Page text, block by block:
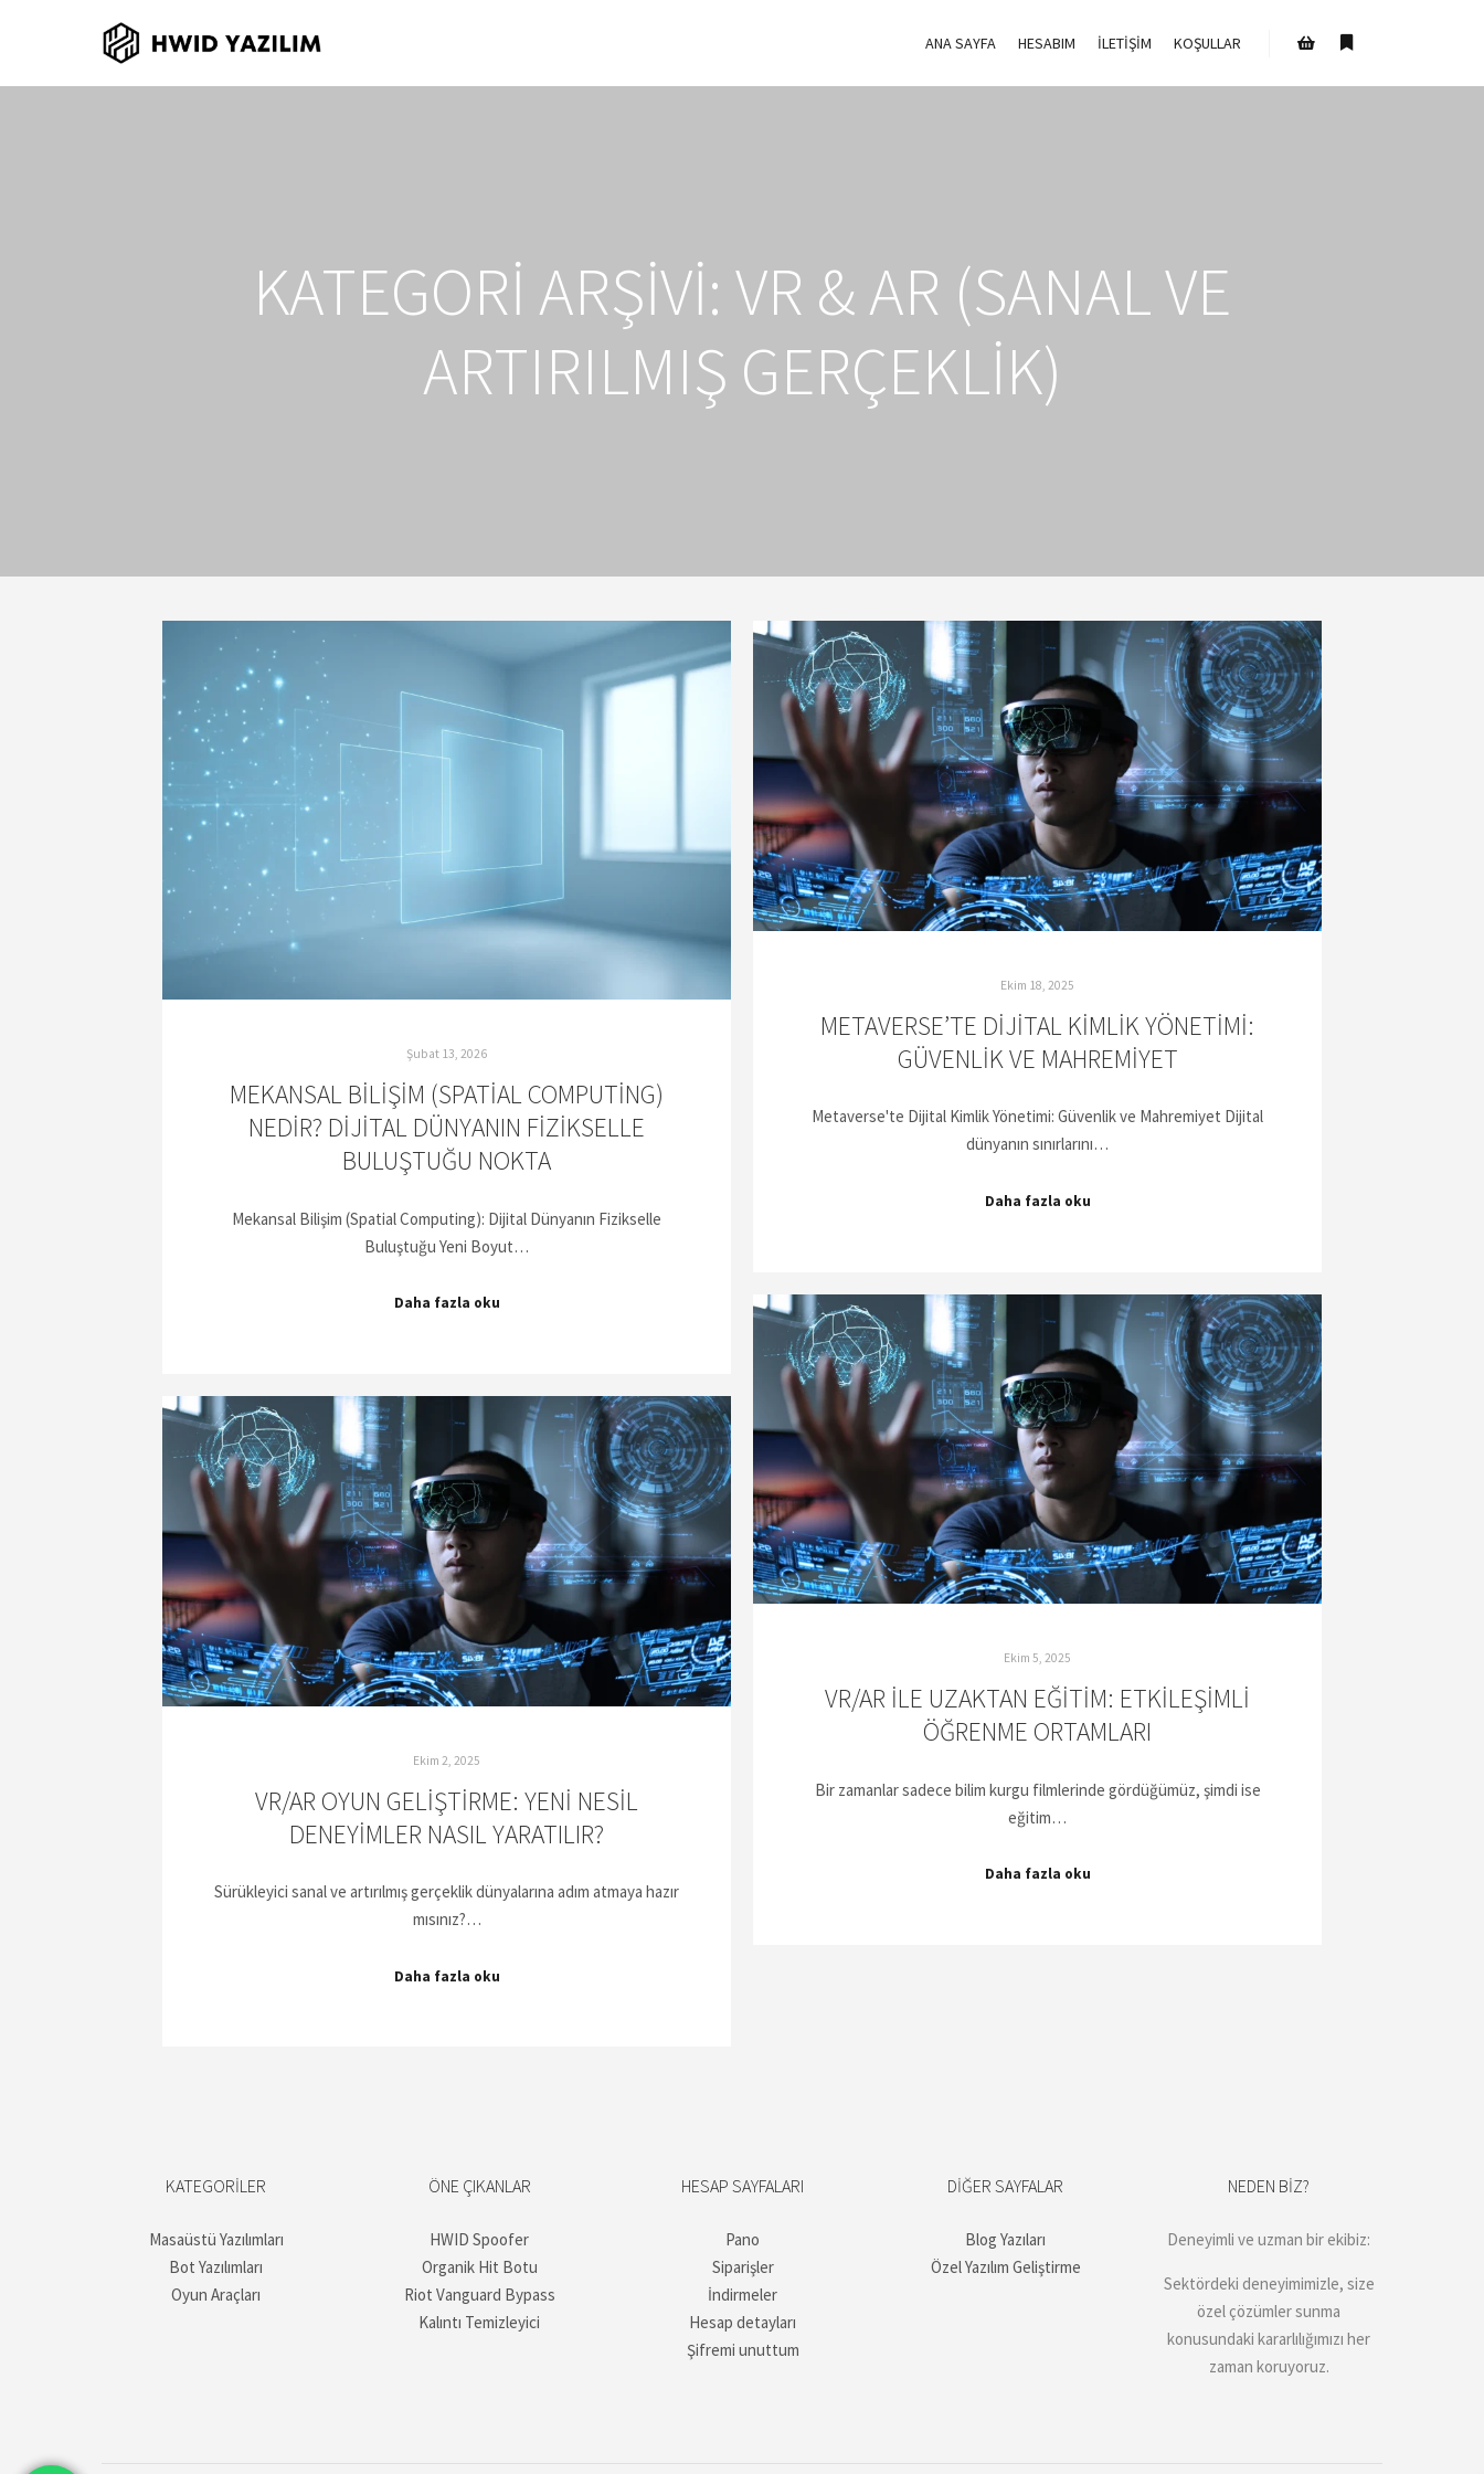
ANA SAYFA HESABIM İLETIŞIM KOŞULLAR
KATEGORI ARŞIVI: VR & AR (SANAL VE
ARTIRILMIŞ GERÇEKLIK)
Şubat 13, 2026
MEKANSAL BILIŞIM (SPATIAL COMPUTING)
NEDIR? DIJITAL DÜNYANIN FIZIKSELLE
BULUŞTUĞU NOKTA
Mekansal Bilişim (Spatial Computing): Dijital Dünyanın Fizikselle
Buluştuğu Yeni Boyut…
Daha fazla oku
Ekim 18, 2025
METAVERSE’TE DIJITAL KIMLIK YÖNETIMI:
GÜVENLIK VE MAHREMIYET
Metaverse'te Dijital Kimlik Yönetimi: Güvenlik ve Mahremiyet Dijital
dünyanın sınırlarını…
Daha fazla oku
Ekim 5, 2025
VR/AR ILE UZAKTAN EĞITIM: ETKILEŞIMLI
ÖĞRENME ORTAMLARI
Bir zamanlar sadece bilim kurgu filmlerinde gördüğümüz, şimdi ise
eğitim…
Daha fazla oku
Ekim 2, 2025
VR/AR OYUN GELIŞTIRME: YENI NESIL
DENEYIMLER NASIL YARATILIR?
Sürükleyici sanal ve artırılmış gerçeklik dünyalarına adım atmaya hazır
mısınız?…
Daha fazla oku
KATEGORILER
Masaüstü Yazılımları
Bot Yazılımları
Oyun Araçları
ÖNE ÇIKANLAR
HWID Spoofer
Organik Hit Botu
Riot Vanguard Bypass
Kalıntı Temizleyici
HESAP SAYFALARI
Pano
Siparişler
İndirmeler
Hesap detayları
Şifremi unuttum
DIĞER SAYFALAR
Blog Yazıları
Özel Yazılım Geliştirme
NEDEN BIZ?
Deneyimli ve uzman bir ekibiz:
Sektördeki deneyimimizle, size
özel çözümler sunma
konusundaki kararlılığımızı her
zaman koruyoruz.